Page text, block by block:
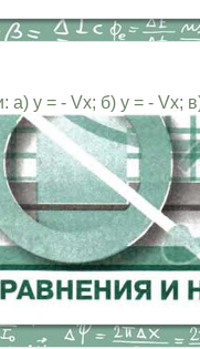
у = - Vx; б) у = - Vx;